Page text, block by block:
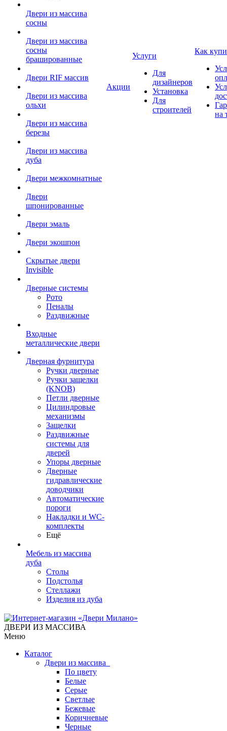
Двери из массива
сосны
Двери из массива
сосны
брашированные
Двери RIF массив
Двери из массива
ольхи
Двери из массива
березы
Двери из массива
дуба
Двери межкомнатные
Двери
шпонированные
Двери эмаль
Двери экошпон
Скрытые двери
Invisible
Дверные системы
Рото
Пеналы
Раздвижные
Входные
металлические двери
Дверная фурнитура
Ручки дверные
Ручки защелки
(KNOB)
Петли дверные
Цилиндровые
механизмы
Защелки
Раздвижные
системы для
дверей
Упоры дверные
Дверные
гидравлические
доводчики
Автоматические
пороги
Накладки и WC-
комплекты
Ещё
Мебель из массива
дуба
Столы
Подстолья
Стеллажи
Изделия из дуба
Акции
Услуги
Для
дизайнеров
Установка
Для
строителей
Как
на
ДВЕРИ ИЗ МАССИВА
Меню
Каталог
Двери из массива
По цвету
Белые
Серые
Светлые
Бежевые
Коричневые
Черные